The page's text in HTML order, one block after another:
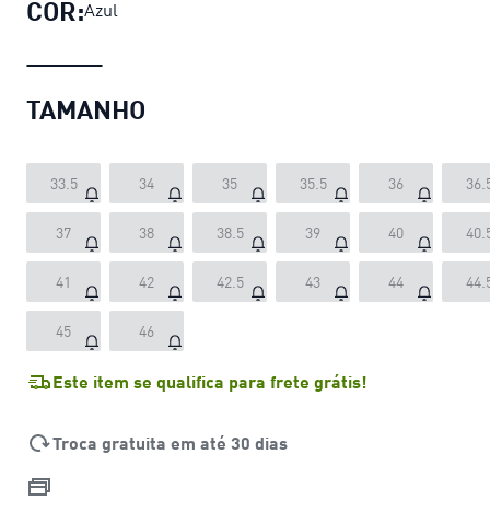
COR:Azul
TAMANHO
33.5 34 35 35.5 36
37 38 38.5 39 40
41 42 42.5 43 44
45 46
Este item se qualifica para frete grátis!
Troca gratuita em até 30 dias